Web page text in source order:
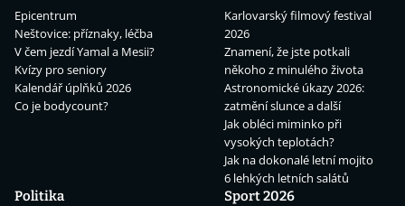
Epicentrum
Neštovice: příznaky, léčba
V čem jezdí Yamal a Mesii?
Kvízy pro seniory
Kalendář úplňků 2026
Co je bodycount?
Karlovarský filmový festival
2026
Znamení, že jste potkali
někoho z minulého života
Astronomické úkazy 2026:
zatmění slunce a další
Jak obléci miminko při
vysokých teplotách?
Jak na dokonalé letní mojito
6 lehkých letních salátů
Politika
Sport 2026